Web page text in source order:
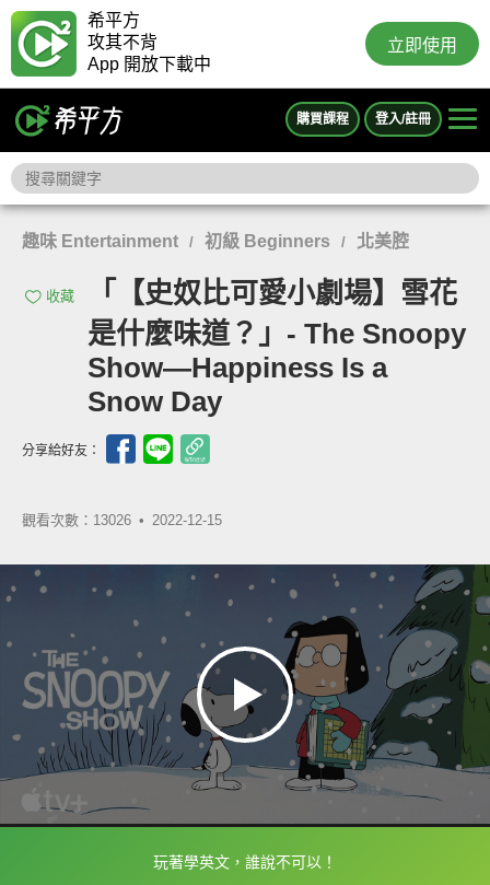
希平方
攻其不背
App 開放下載中
立即使用
購買課程 登入/註冊
趣味 Entertainment / 初級 Beginners / 北美腔
收藏
「【史奴比可愛小劇場】雪花
是什麼味道？」- The Snoopy
Show—Happiness Is a
Snow Day
分享給好友：
觀看次數：13026 • 2022-12-15
玩著學英文，誰說不可以！
框選或點兩下字幕可以直接查字典喔！